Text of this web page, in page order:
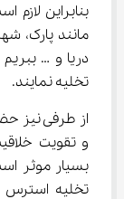
بنابراین
دریا و …
تخلیه نمایند.
از طرفی نیز
بسیار موثر